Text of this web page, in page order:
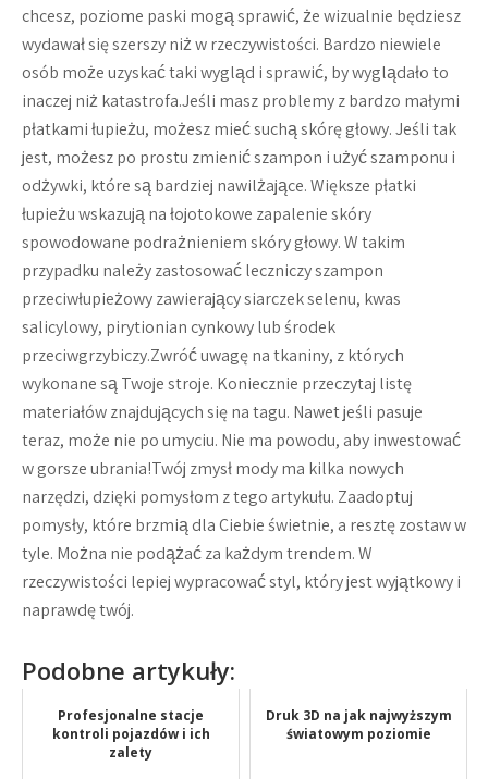
chcesz, poziome paski mogą sprawić, że wizualnie będziesz
wydawał się szerszy niż w rzeczywistości. Bardzo niewiele
osób może uzyskać taki wygląd i sprawić, by wyglądało to
inaczej niż katastrofa.Jeśli masz problemy z bardzo małymi
płatkami łupieżu, możesz mieć suchą skórę głowy. Jeśli tak
jest, możesz po prostu zmienić szampon i użyć szamponu i
odżywki, które są bardziej nawilżające. Większe płatki
łupieżu wskazują na łojotokowe zapalenie skóry
spowodowane podrażnieniem skóry głowy. W takim
przypadku należy zastosować leczniczy szampon
przeciwłupieżowy zawierający siarczek selenu, kwas
salicylowy, pirytionian cynkowy lub środek
przeciwgrzybiczy.Zwróć uwagę na tkaniny, z których
wykonane są Twoje stroje. Koniecznie przeczytaj listę
materiałów znajdujących się na tagu. Nawet jeśli pasuje
teraz, może nie po umyciu. Nie ma powodu, aby inwestować
w gorsze ubrania!Twój zmysł mody ma kilka nowych
narzędzi, dzięki pomysłom z tego artykułu. Zaadoptuj
pomysły, które brzmią dla Ciebie świetnie, a resztę zostaw w
tyle. Można nie podążać za każdym trendem. W
rzeczywistości lepiej wypracować styl, który jest wyjątkowy i
naprawdę twój.
Podobne artykuły:
Profesjonalne stacje
kontroli pojazdów i ich
zalety
Druk 3D na jak najwyższym
światowym poziomie